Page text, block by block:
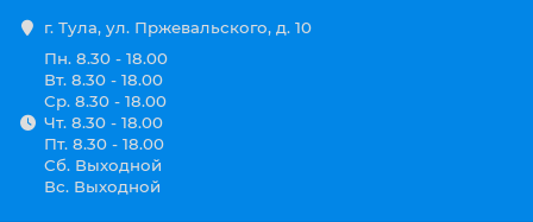
г. Тула, ул. Пржевальского, д. 10
Пн. 8.30 - 18.00
Вт. 8.30 - 18.00
Ср. 8.30 - 18.00
Чт. 8.30 - 18.00
Пт. 8.30 - 18.00
Сб. Выходной
Вс. Выходной